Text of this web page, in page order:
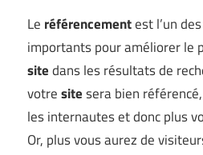
Le référencementest l’un
importants pour améliorer le
sitedans les résultats de
votresitesera bien
les internautes et donc plus
Or, plus vous aurez de